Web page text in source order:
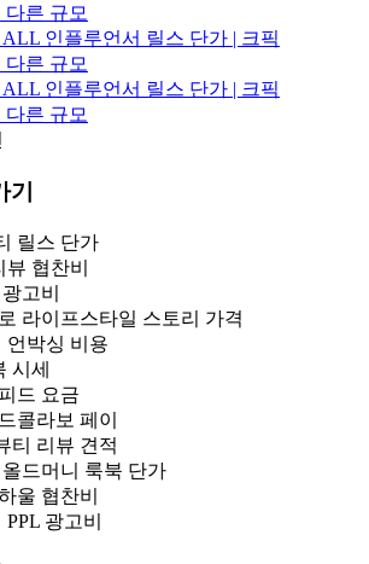
른 규모
인플루언서 릴스 단가 | 크픽
른 규모
인플루언서 릴스 단가 | 크픽
른 규모
릴스 단가
협찬비
고비
라이프스타일 스토리 가격
언박싱 비용
시세
드 요금
콜라보 페이
티 리뷰 견적
드머니 룩북 단가
울 협찬비
광고비